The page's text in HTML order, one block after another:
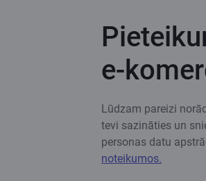
Lūdzam pareizi
tevi sazināties un
personas datu
noteikumos.